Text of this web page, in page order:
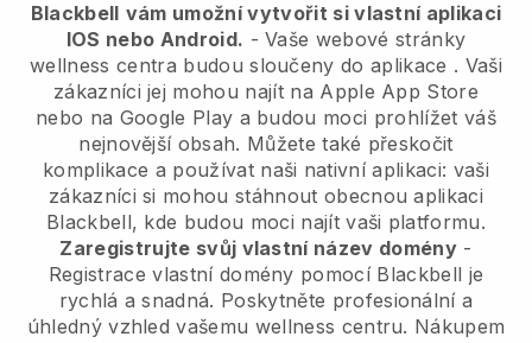
Blackbell vám umožní vytvořit si vlastní aplikaci
IOS nebo Android. -Vaše webové stránky
wellness centra budou sloučeny do aplikace . Vaši
zákazníci jej mohou najít na Apple App Store
nebo na Google Play a budou moci prohlížet váš
nejnovější obsah. Můžete také přeskočit
komplikace a používat naši nativní aplikaci: vaši
zákazníci si mohou stáhnout obecnou aplikaci
Blackbell, kde budou moci najít vaši platformu.
Zaregistrujte svůj vlastní název domény-
Registrace vlastní domény pomocí Blackbell je
rychlá a snadná. Poskytněte profesionální a
úhledný vzhled vašemu wellness centru. Nákupem